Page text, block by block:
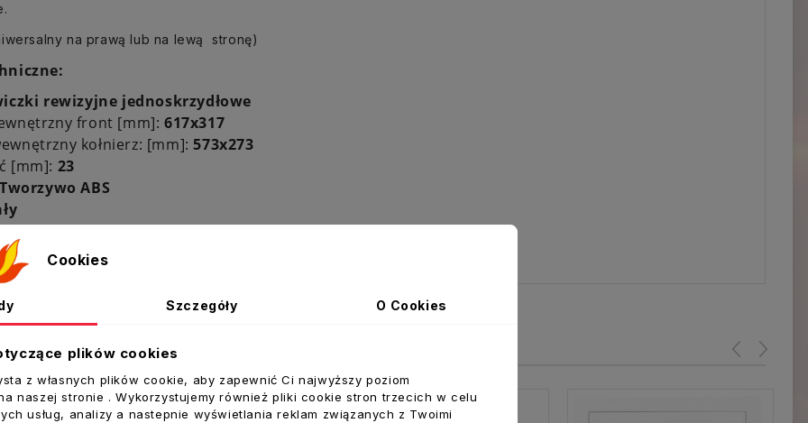
na prawą lub na lewą stronę)
rewizyjne jednoskrzydłowe
front [mm]: 617x317
kołnierz: [mm]:573x273
[mm]: 23
Tworzywo ABS
VENTS
w tej kategorii:
Cookies
Szczegóły O Cookies
plików cookies
z własnych plików cookie, aby zapewnić Ci najwyższy poziom
naszej stronie . Wykorzystujemy również pliki cookie stron trzecich w celu
usług, analizy a nastepnie wyświetlania reklam związanych z Twoimi